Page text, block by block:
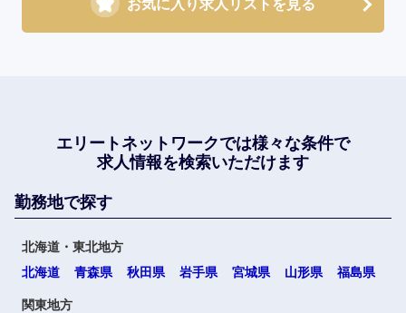
お気に入り求人リストを見る
エリートネットワークでは様々な条件で
求人情報を検索いただけます
勤務地で探す
北海道・東北地方
北海道
青森県 秋田県 岩手県 宮城県 山形県 福島県
関東地方